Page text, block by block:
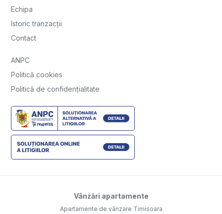
Echipa
Istoric tranzacții
Contact
ANPC
Politică cookies
Politică de confidențialitate
Vânzări apartamente
Apartamente de vânzare Timisoara